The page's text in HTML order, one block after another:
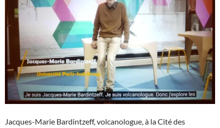
Jacques-Marie Bardintzeff, volcanologue, à la Cité des